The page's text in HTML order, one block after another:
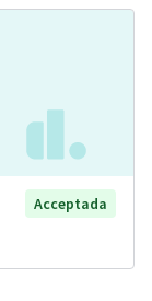
Acceptada